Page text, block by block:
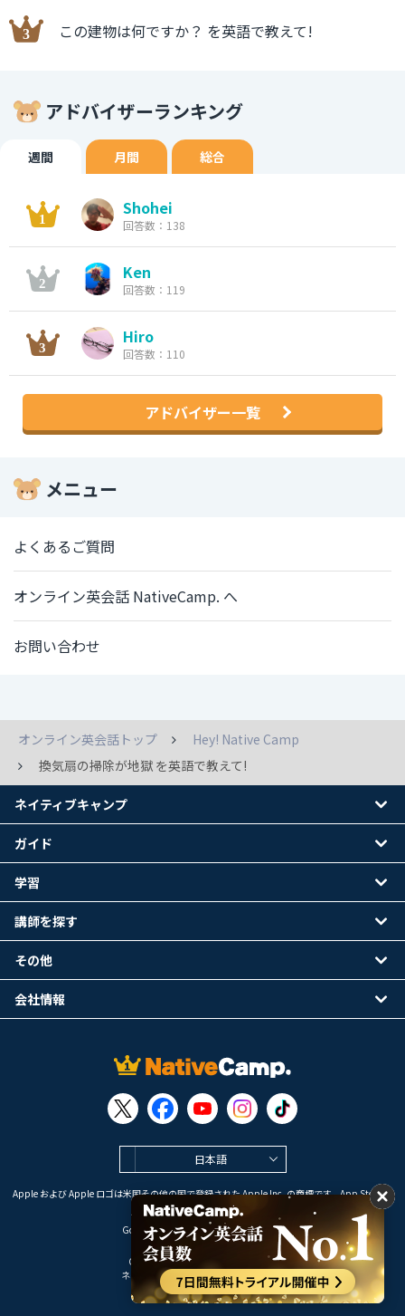
この建物は何ですか？ を英語で教えて!
アドバイザーランキング
週間 月間 総合
Shohei
回答数：138
Ken
回答数：119
Hiro
回答数：110
アドバイザー一覧
メニュー
よくあるご質問
オンライン英会話 NativeCamp. へ
お問い合わせ
オンライン英会話トップ
Hey! Native Camp
換気扇の掃除が地獄 を英語で教えて!
日本語
Apple および Apple ロゴは米国その他の国で登録された Apple Inc. の商標です。App Store は
Apple Inc. のサービスマークです。
Google Play は Google LLC の商標です。
Copyright © 2026 オンライン英会話
ネイティブキャンプ All Rights Reserved.
ネイティブキャンプ
ガイド
学習
講師を探す
その他
会社情報